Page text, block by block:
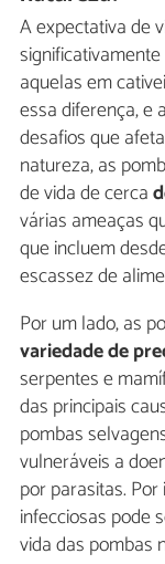
A expectativa de
aquelas em
essa diferença, e
desafios que
natureza, as
de vida de cerca
várias ameaças
que incluem
escassez de
Por um lado, as
variedade de
serpentes e
das principais
pombas
vulneráveis a
por parasitas.
infecciosas pode
vida das pombas